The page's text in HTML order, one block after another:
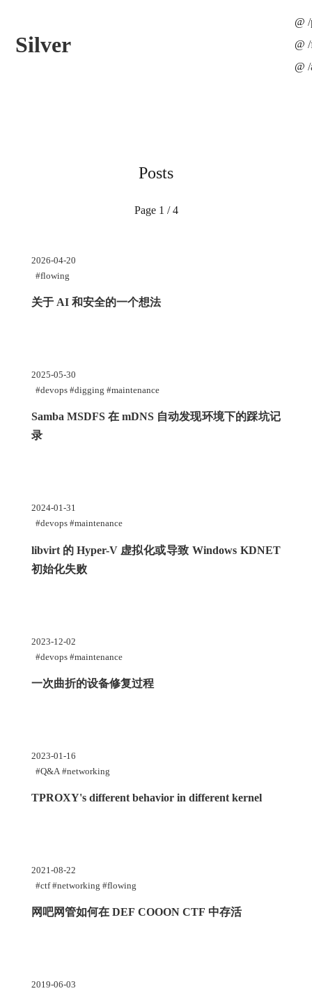
Silver
Posts
Page 1 / 4
2026-04-20
#flowing
关于 AI 和安全的一个想法
2025-05-30
#devops #digging #maintenance
Samba MSDFS 在 mDNS 自动发现环境下的踩坑记
录
2024-01-31
#devops #maintenance
libvirt 的 Hyper-V 虚拟化或导致 Windows KDNET
初始化失败
2023-12-02
#devops #maintenance
一次曲折的设备修复过程
2023-01-16
#Q&A #networking
TPROXY's different behavior in different kernel
2021-08-22
#ctf #networking #flowing
网吧网管如何在 DEF COOON CTF 中存活
2019-06-03